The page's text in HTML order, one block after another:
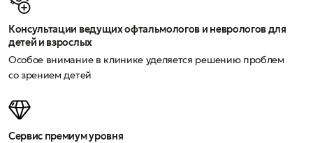
Консультации ведущих офтальмологов и неврологов для
детей и взрослых
Особое внимание в клинике уделяется решению проблем
со зрением детей
Сервис премиум уровня